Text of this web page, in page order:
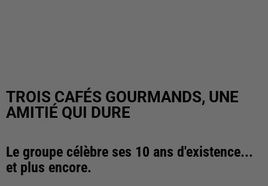
TROIS CAFÉS GOURMANDS, UNE
AMITIÉ QUI DURE
Le groupe célèbre ses 10 ans d'existence...
et plus encore.